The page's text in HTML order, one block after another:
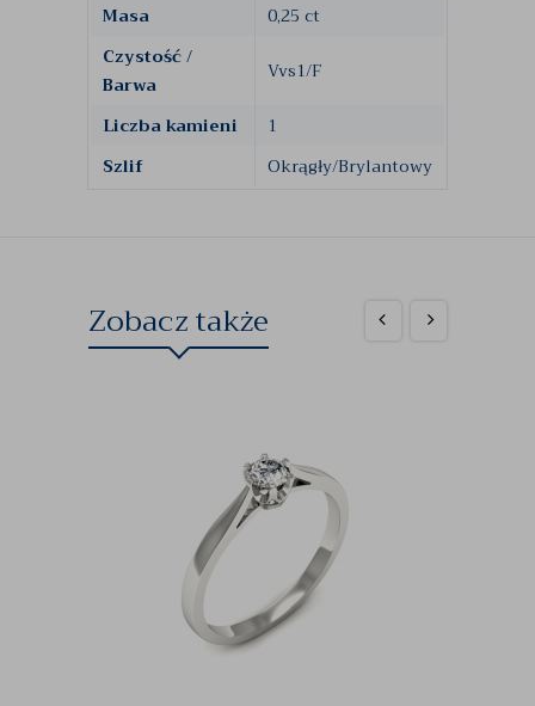
Masa
0,25 ct
Czystość /
Barwa
Vvs1/F
Liczba kamieni
1
Szlif
Okrągły/Brylantowy
Zobacz także